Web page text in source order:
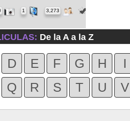
1 3,273
De la A a la Z
D E F G H I
Q R S T U V